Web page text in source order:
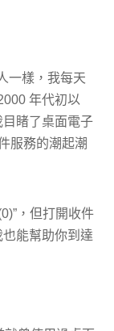
一樣，我每天
年代初以
睹了桌面電子
服務的潮起潮
，但打開收件
能幫助你到達